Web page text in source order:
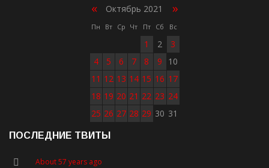
« Октябрь 2021 »
Пн Вт Ср Чт Пт Сб Вс
1 2
3
4
5 6 7 8 9
10
11 12 13 14 15 16 17
18 19 20 21 22 23 24
25 26 27 28 29 30 31
ПОСЛЕДНИЕ ТВИТЫ
About 57 years ago